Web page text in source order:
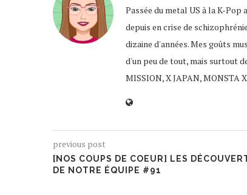
Passée du metal US à la K-
depuis en crise de
dizaine d'années. Mes goûts
d'un peu de tout, mais surtout
MISSION, X JAPAN, MONSTA
previous post
[NOS COUPS DE COEUR] LES
DE NOTRE ÉQUIPE #91